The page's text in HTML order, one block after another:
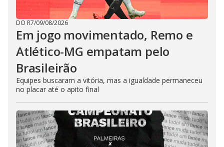
DO R7/09/08/2026
Em jogo movimentado, Remo e
Atlético-MG empatam pelo
Brasileirão
Equipes buscaram a vitória, mas a igualdade permaneceu
no placar até o apito final